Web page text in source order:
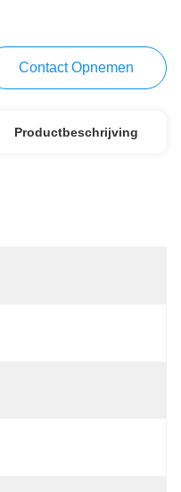
Contact Opnemen
Productbeschrijving